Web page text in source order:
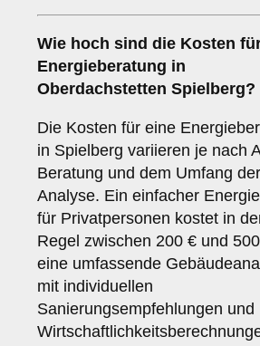
Wie hoch sind die Kosten
Energieberatung in
Oberdachstetten Spielberg?
Die Kosten für eine
in Spielberg variieren je nach
Beratung und dem Umfang der
Analyse. Ein einfacher
für Privatpersonen kostet in
Regel zwischen 200 € und
eine umfassende
mit individuellen
Sanierungsempfehlungen und